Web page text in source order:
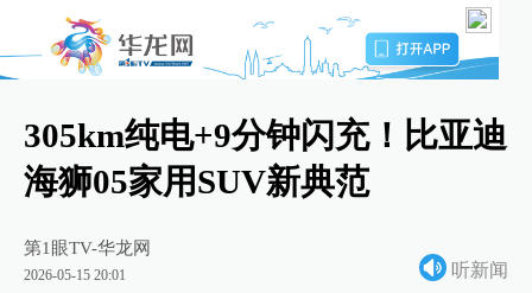
305km纯电+9分钟闪充！比亚迪
海狮05家用SUV新典范
第1眼TV-华龙网
2026-05-15 20:01 听新闻